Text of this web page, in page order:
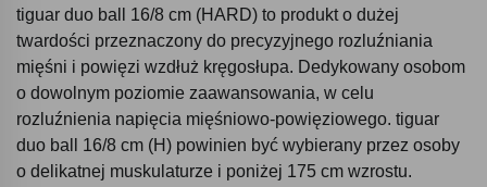
tiguar duo ball 16/8 cm (HARD) to produkt o dużej
twardości przeznaczony do precyzyjnego rozluźniania
mięśni i powięzi wzdłuż kręgosłupa. Dedykowany osobom
o dowolnym poziomie zaawansowania, w celu
rozluźnienia napięcia mięśniowo-powięziowego. tiguar
duo ball 16/8 cm (H) powinien być wybierany przez osoby
o delikatnej muskulaturze i poniżej 175 cm wzrostu.